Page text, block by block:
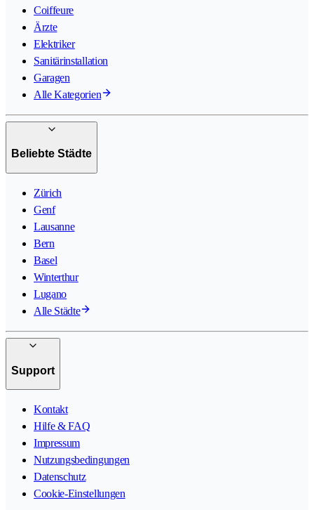
Coiffeure
Ärzte
Elektriker
Sanitärinstallation
Garagen
Alle Kategorien
Beliebte Städte
Zürich
Genf
Lausanne
Bern
Basel
Winterthur
Lugano
Alle Städte
Support
Kontakt
Hilfe & FAQ
Impressum
Nutzungsbedingungen
Datenschutz
Cookie-Einstellungen